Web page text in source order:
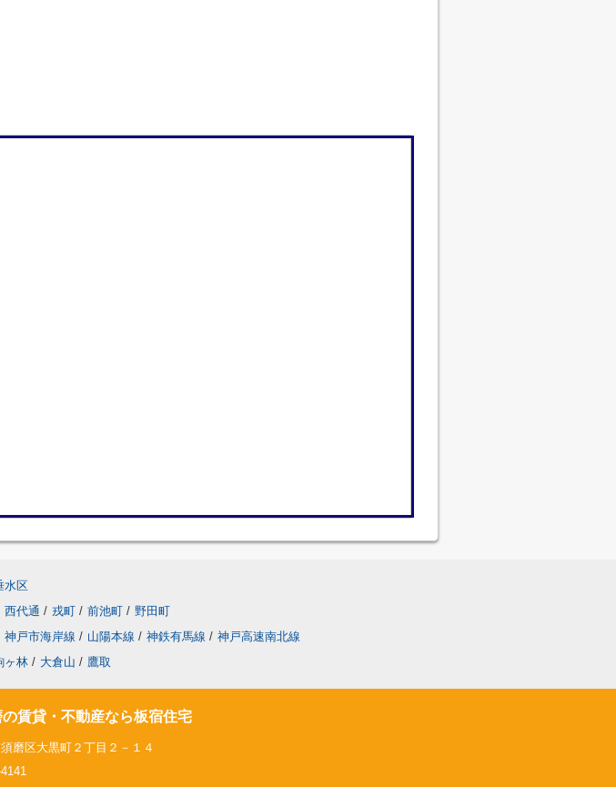
水区
西代通 / 戎町 / 前池町 / 野田町
神戸市海岸線 / 山陽本線 / 神鉄有馬線 / 神戸高速南北線
ヶ林 / 大倉山 / 鷹取
賃貸・不動産なら板宿住宅
磨区大黒町２丁目２－１４